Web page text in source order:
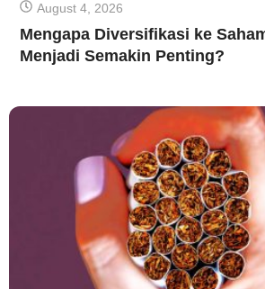
August 4, 2026
Mengapa Diversifikasi ke
Menjadi Semakin Penting?